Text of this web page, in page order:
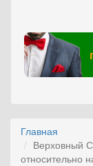
Главная
Верховный
относительно